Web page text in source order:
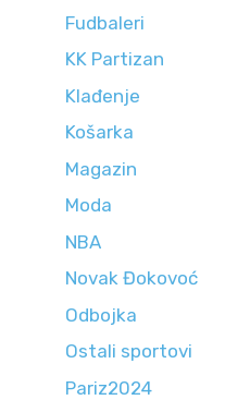
Fudbaleri
KK Partizan
Klađenje
Košarka
Magazin
Moda
NBA
Novak Đokovoć
Odbojka
Ostali sportovi
Pariz2024